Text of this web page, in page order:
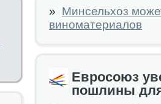
» Минсельхоз
виноматериалов
Евросоюз
пошлины